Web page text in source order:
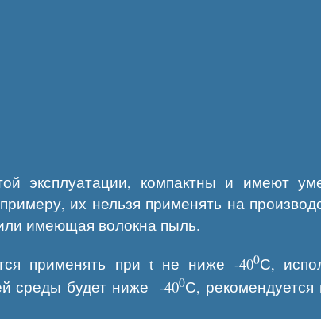
эксплуатации, компактны и имеют
их нельзя применять на
имеющая волокна пыль.
применять при t не ниже -400С,
среды будет ниже -400С, рекомендуется